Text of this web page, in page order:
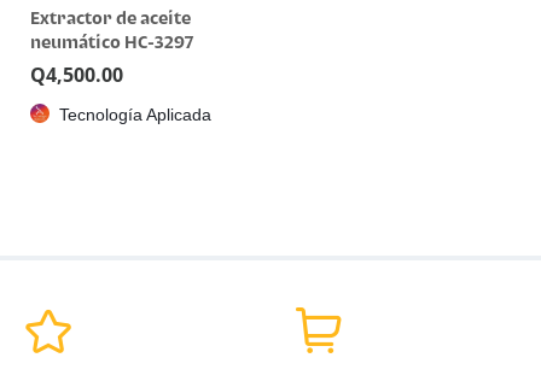
Extractor de aceite
neumático HC-3297
Q4,500.00
Tecnología Aplicada